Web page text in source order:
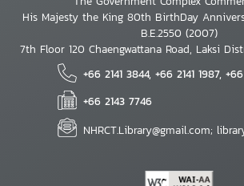
His Majesty the King 80th BirthDay
B.E.2550 (2007)
7th Floor 120 Chaengwattana Road, Laksi
+66 2141 3844, +66 2141 1987,
+66 2143 7746
NHRCT.Library@gmail.com;